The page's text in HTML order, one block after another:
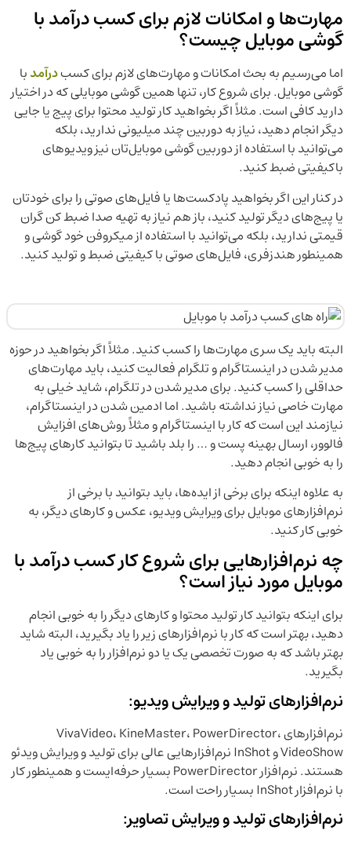
‌مهارت‌ها و امکانات لازم برای کسب درآمد با
گوشی موبایل چیست؟
اما می‌رسیم به بحث امکانات و مهارت‌های لازم برای کسبدرآمدبا
گوشی موبایل. برای شروع کار، تنها همین گوشی موبایلی که در اختیار
دارید کافی است. مثلاً اگر بخواهید کار تولید محتوا برای پیج یا جایی
دیگر انجام دهید، نیاز به دوربین چند میلیونی ندارید، بلکه
می‌توانید با استفاده از دوربین گوشی موبایل‌تان نیز ویدیوهای
باکیفیتی ضبط کنید.
در کنار این اگر بخواهید پادکست‌ها یا فایل‌های صوتی را برای خودتان
یا پیج‌های دیگر تولید کنید، باز هم نیاز به تهیه صدا ضبط کن گران
قیمتی ندارید، بلکه می‌توانید با استفاده از میکروفن خود گوشی و
همینطور هندزفری، فایل‌های صوتی با کیفیتی ضبط و تولید کنید.
البته باید یک سری مهارت‌ها را کسب کنید. مثلاً اگر بخواهید در حوزه
مدیر شدن در اینستاگرام و تلگرام فعالیت کنید، باید مهارت‌های
حداقلی را کسب کنید. برای مدیر شدن در تلگرام، شاید خیلی به
مهارت خاصی نیاز نداشته باشید. اما ادمین شدن در اینستاگرام،
نیازمند این است که کار با اینستاگرام و مثلاً روش‌های افزایش
فالوور، ارسال بهینه پست و … را بلد باشید تا بتوانید کارهای پیج‌ها
را به خوبی انجام دهید.
به علاوه اینکه برای برخی از ایده‌ها، باید بتوانید با برخی از
نرم‌افزارهای موبایل برای ویرایش ویدیو، عکس و کارهای دیگر، به
خوبی کار کنید.
‌چه نرم‌افزارهایی برای شروع کار کسب درآمد با
موبایل مورد نیاز است؟
برای اینکه بتوانید کار تولید محتوا و کارهای دیگر را به خوبی انجام
دهید، بهتر است که کار با نرم‌افزارهای زیر را یاد بگیرید، البته شاید
بهتر باشد که به صورت تخصصی یک یا دو نرم‌افزار را به خوبی یاد
بگیرید.
نرم‌افزار‌های تولید و ویرایش ویدیو:
نرم‌افزارهای VivaVideo، KineMaster، PowerDirector،
VideoShow و InShot نرم‌افزارهایی عالی برای تولید و ویرایش ویدئو
هستند. نرم‌افزار PowerDirector بسیار حرفه‌ایست و همینطور کار
با نرم‌افزار InShot بسیار راحت است.
نرم‌افزار‌های تولید و ویرایش تصاویر: